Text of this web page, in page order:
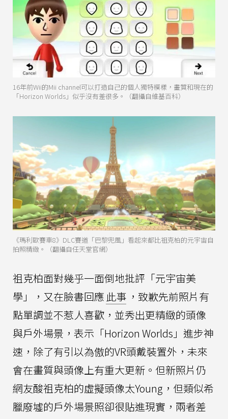
16年前Wii的Mii channel可以打造自己的個人獨特模樣，畫質和現在的
「Horizon Worlds」似乎沒有差很多。（翻攝自維基百科）
《瑪利歐賽車8》DLC賽道「巴黎兜風」看起來都比祖克柏的元宇宙自
拍照精緻。（翻攝自任天堂官網）
祖克柏面對幾乎一面倒地批評「元宇宙美
學」，又在臉書回應 此事 ，致歉先前照片有
點單調並不惹人喜歡，並秀出更精緻的頭像
與戶外場景，表示「Horizon Worlds」進步神
速，除了有引以為傲的VR頭戴裝置外，未來
會在畫質與頭像上有重大更新。但新照片仍
網友酸祖克柏的虛擬頭像太Young，但類似希
臘廢墟的戶外場景照卻很貼進現實，兩者差